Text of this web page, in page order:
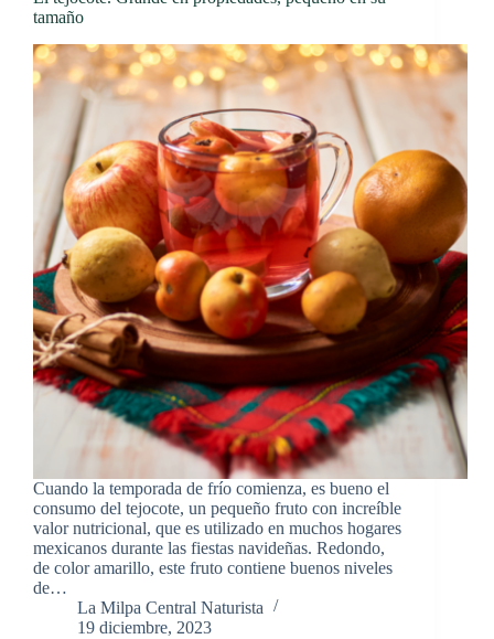
tamaño
Cuando la temporada de frío comienza, es bueno el
consumo del tejocote, un pequeño fruto con increíble
valor nutricional, que es utilizado en muchos hogares
mexicanos durante las fiestas navideñas. Redondo,
de color amarillo, este fruto contiene buenos niveles
de…
La Milpa Central Naturista
19 diciembre, 2023